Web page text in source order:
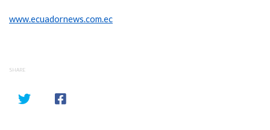
www.ecuadornews.com.ec
SHARE